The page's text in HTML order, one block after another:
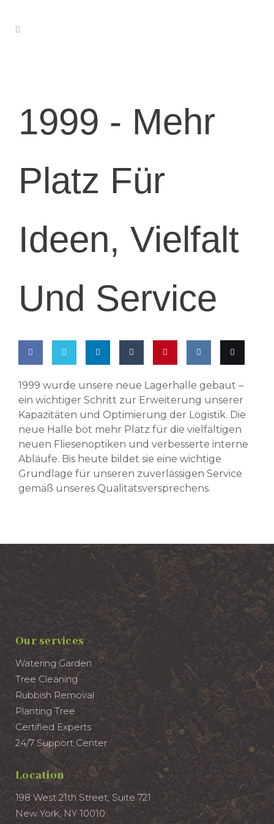
1999 - Mehr
Platz Für
Ideen, Vielfalt
Und Service
on
Facebook
on
Twitter
on
LinkedIn
on
Tumblr
this on VK this
1999 wurde unsere neue Lagerhalle gebaut –
ein wichtiger Schritt zur Erweiterung unserer
Kapazitäten und Optimierung der Logistik. Die
neue Halle bot mehr Platz für die vielfältigen
neuen Fliesenoptiken und verbesserte interne
Abläufe. Bis heute bildet sie eine wichtige
Grundlage für unseren zuverlässigen Service
gemäß unseres Qualitätsversprechens.
Our services
Watering Garden
Tree Cleaning
Rubbish Removal
Planting Tree
Certified Experts
24/7 Support Center
Location
198 West 21th Street, Suite 721
New York, NY 10010